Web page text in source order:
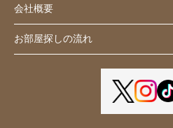
会社概要
お部屋探しの流れ